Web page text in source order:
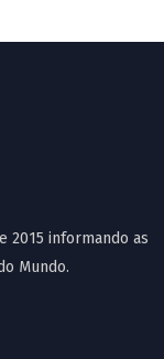
2015 informando as
Mundo.